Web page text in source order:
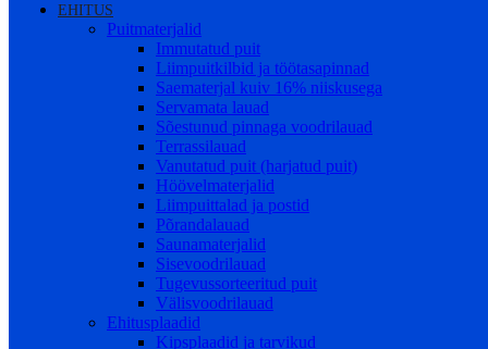
EHITUS
Puitmaterjalid
Immutatud puit
Liimpuitkilbid ja töötasapinnad
Saematerjal kuiv 16% niiskusega
Servamata lauad
Sõestunud pinnaga voodrilauad
Terrassilauad
Vanutatud puit (harjatud puit)
Höövelmaterjalid
Liimpuittalad ja postid
Põrandalauad
Saunamaterjalid
Sisevoodrilauad
Tugevussorteeritud puit
Välisvoodrilauad
Ehitusplaadid
Kipsplaadid ja tarvikud